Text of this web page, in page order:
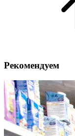
Рекомендуем